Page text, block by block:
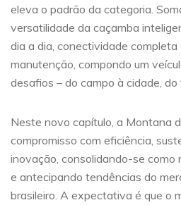
eleva o padrão da categoria.
versatilidade da caçamba
dia a dia, conectividade completa
manutenção, compondo um
desafios – do campo à cidade,
Neste novo capítulo, a Montana
compromisso com eficiência,
inovação, consolidando-se como
e antecipando tendências do
brasileiro. A expectativa é que o